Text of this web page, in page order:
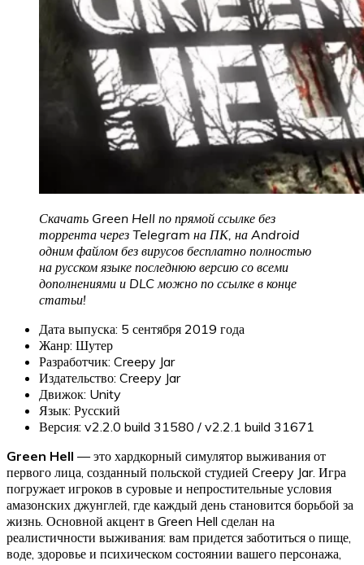
Скачать Green Hell по прямой ссылке без
торрента через Telegram на ПК, на Android
одним файлом без вирусов бесплатно полностью
на русском языке последнюю версию со всеми
дополнениями и DLC можно по ссылке в конце
статьи!
Дата выпуска: 5 сентября 2019 года
Жанр: Шутер
Разработчик: Creepy Jar
Издательство: Creepy Jar
Движок: Unity
Язык: Русский
Версия: v2.2.0 build 31580 / v2.2.1 build 31671
Green Hell — это хардкорный симулятор выживания от
первого лица, созданный польской студией Creepy Jar. Игра
погружает игроков в суровые и непростительные условия
амазонских джунглей, где каждый день становится борьбой за
жизнь. Основной акцент в Green Hell сделан на
реалистичности выживания: вам придется заботиться о пище,
воде, здоровье и психическом состоянии вашего персонажа,